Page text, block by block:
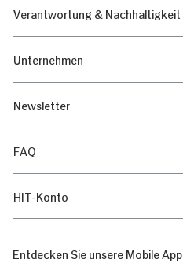
Verantwortung & Nachhaltigkeit
Unternehmen
Newsletter
FAQ
HIT-Konto
Entdecken Sie unsere Mobile App